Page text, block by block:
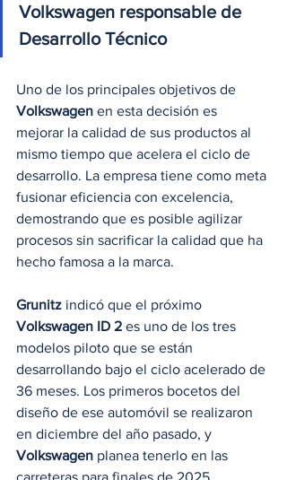
Volkswagen responsable de
Desarrollo Técnico
Uno de los principales objetivos de
Volkswagen en esta decisión es
mejorar la calidad de sus productos al
mismo tiempo que acelera el ciclo de
desarrollo. La empresa tiene como meta
fusionar eficiencia con excelencia,
demostrando que es posible agilizar
procesos sin sacrificar la calidad que ha
hecho famosa a la marca.
Grunitz indicó que el próximo
Volkswagen ID 2 es uno de los tres
modelos piloto que se están
desarrollando bajo el ciclo acelerado de
36 meses. Los primeros bocetos del
diseño de ese automóvil se realizaron
en diciembre del año pasado, y
Volkswagen planea tenerlo en las
carreteras para finales de 2025.